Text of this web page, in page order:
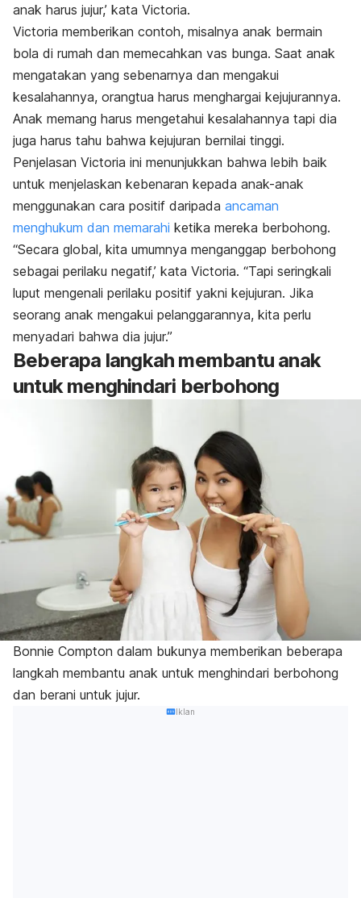
anak harus jujur,’ kata Victoria.
Victoria memberikan contoh, misalnya anak bermain
bola di rumah dan memecahkan vas bunga. Saat anak
mengatakan yang sebenarnya dan mengakui
kesalahannya, orangtua harus menghargai kejujurannya.
Anak memang harus mengetahui kesalahannya tapi dia
juga harus tahu bahwa kejujuran bernilai tinggi.
Penjelasan Victoria ini menunjukkan bahwa lebih baik
untuk menjelaskan kebenaran kepada anak-anak
menggunakan cara positif daripada ancaman
menghukum dan memarahi ketika mereka berbohong.
“Secara global, kita umumnya menganggap berbohong
sebagai perilaku negatif,’ kata Victoria. “Tapi seringkali
luput mengenali perilaku positif yakni kejujuran. Jika
seorang anak mengakui pelanggarannya, kita perlu
menyadari bahwa dia jujur.”
Beberapa langkah membantu anak
untuk menghindari berbohong
Bonnie Compton dalam bukunya memberikan beberapa
langkah membantu anak untuk menghindari berbohong
dan berani untuk jujur.
Iklan